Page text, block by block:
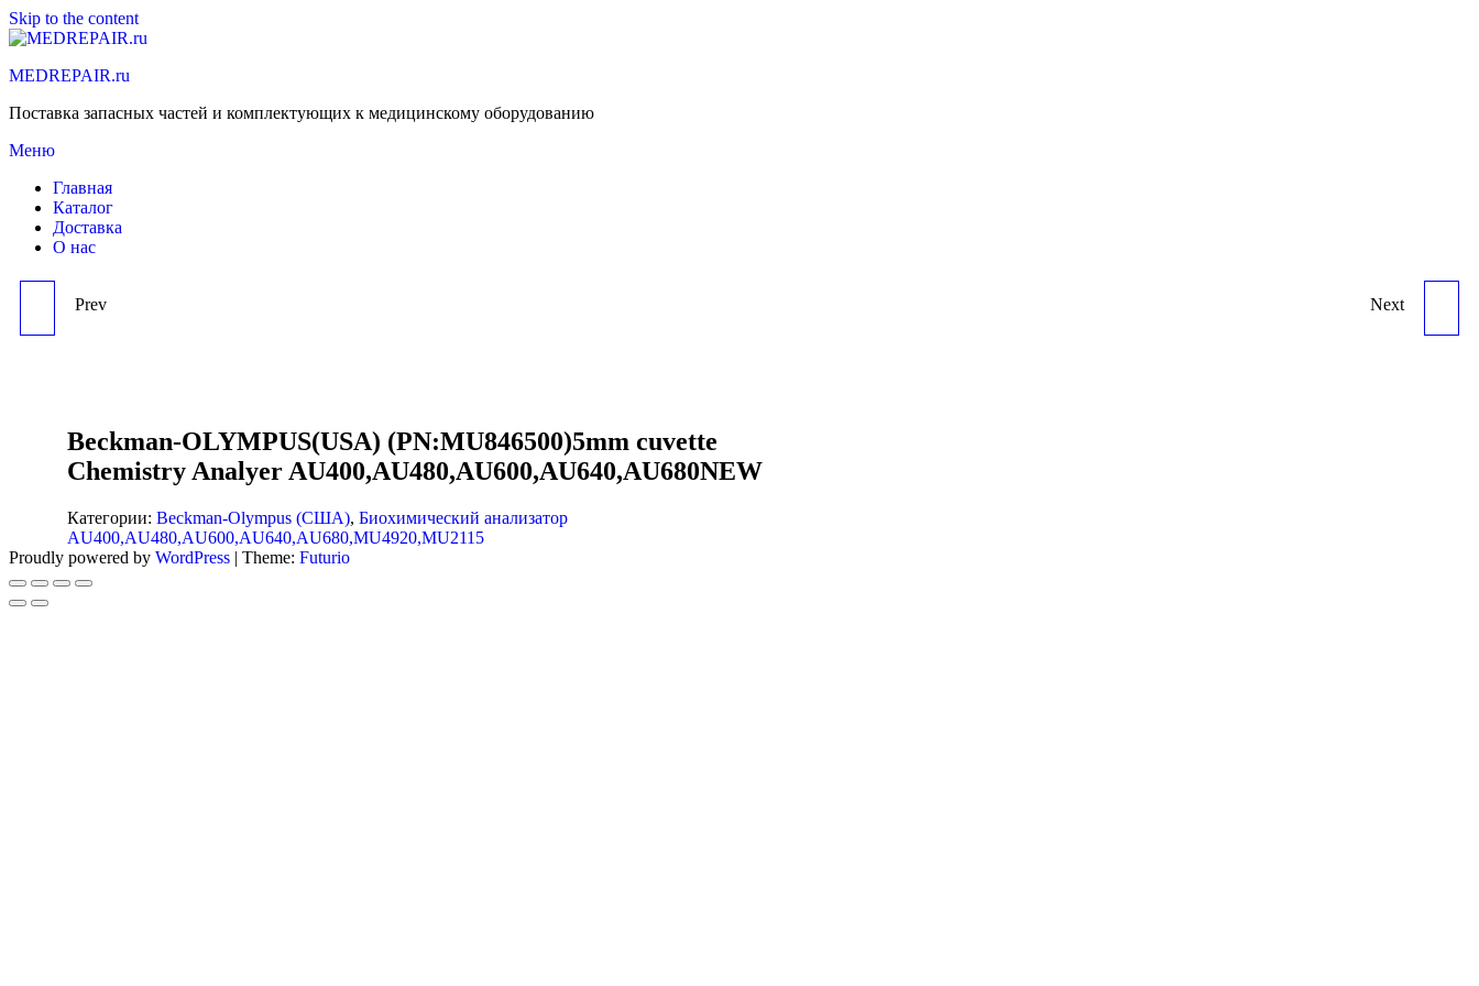
Skip to the content
MEDREPAIR.ru
Поставка запасных частей и комплектующих к медицинскому оборудованию
Меню
Главная
Каталог
Доставка
О нас
(PN:DP058700),
CHEMISTRY ANALYZER
AU400 NEW
Prev Next
Beckman-OLYMPUS(USA) (PN:MU846500)5mm cuvette
Chemistry Analyer AU400,AU480,AU600,AU640,AU680NEW
Категории:Beckman-Olympus (США),Биохимический анализатор
AU400,AU480,AU600,AU640,AU680,MU4920,MU2115
Proudly powered by WordPress | Theme: Futurio